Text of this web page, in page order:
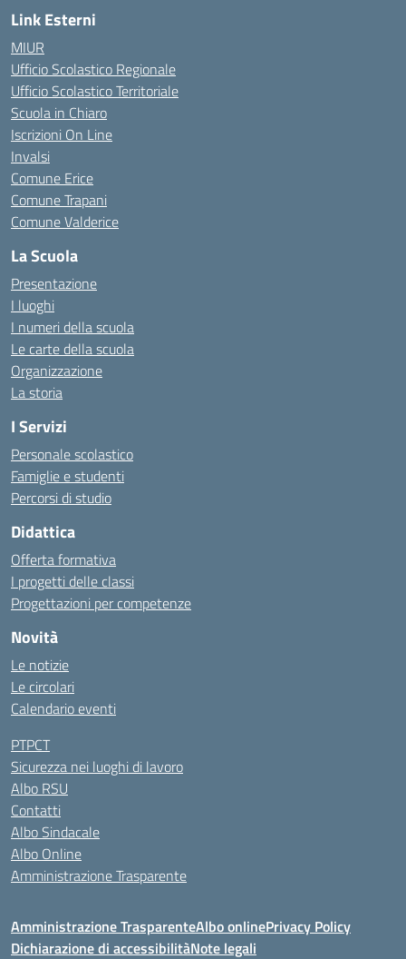
Link Esterni
MIUR
Ufficio Scolastico Regionale
Ufficio Scolastico Territoriale
Scuola in Chiaro
Iscrizioni On Line
Invalsi
Comune Erice
Comune Trapani
Comune Valderice
La Scuola
Presentazione
I luoghi
I numeri della scuola
Le carte della scuola
Organizzazione
La storia
I Servizi
Personale scolastico
Famiglie e studenti
Percorsi di studio
Didattica
Offerta formativa
I progetti delle classi
Progettazioni per competenze
Novità
Le notizie
Le circolari
Calendario eventi
PTPCT
Sicurezza nei luoghi di lavoro
Albo RSU
Contatti
Albo Sindacale
Albo Online
Amministrazione Trasparente
Amministrazione TrasparenteAlbo onlinePrivacy Policy
Dichiarazione di accessibilitàNote legali